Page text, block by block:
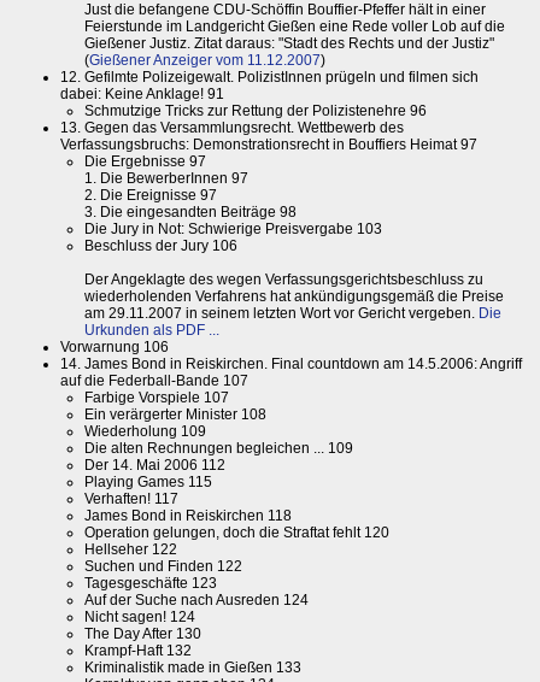
Just die befangene CDU-Schöffin Bouffier-Pfeffer hält in einer
Feierstunde im Landgericht Gießen eine Rede voller Lob auf die
Gießener Justiz. Zitat daraus: "Stadt des Rechts und der Justiz"
(Gießener Anzeiger vom 11.12.2007)
12. Gefilmte Polizeigewalt. PolizistInnen prügeln und filmen sich
dabei: Keine Anklage! 91
Schmutzige Tricks zur Rettung der Polizistenehre 96
13. Gegen das Versammlungsrecht. Wettbewerb des
Verfassungsbruchs: Demonstrationsrecht in Bouffiers Heimat 97
Die Ergebnisse 97
1. Die BewerberInnen 97
2. Die Ereignisse 97
3. Die eingesandten Beiträge 98
Die Jury in Not: Schwierige Preisvergabe 103
Beschluss der Jury 106
Der Angeklagte des wegen Verfassungsgerichtsbeschluss zu
wiederholenden Verfahrens hat ankündigungsgemäß die Preise
am 29.11.2007 in seinem letzten Wort vor Gericht vergeben. Die
Urkunden als PDF ...
Vorwarnung 106
14. James Bond in Reiskirchen. Final countdown am 14.5.2006: Angriff
auf die Federball-Bande 107
Farbige Vorspiele 107
Ein verärgerter Minister 108
Wiederholung 109
Die alten Rechnungen begleichen ... 109
Der 14. Mai 2006 112
Playing Games 115
Verhaften! 117
James Bond in Reiskirchen 118
Operation gelungen, doch die Straftat fehlt 120
Hellseher 122
Suchen und Finden 122
Tagesgeschäfte 123
Auf der Suche nach Ausreden 124
Nicht sagen! 124
The Day After 130
Krampf-Haft 132
Kriminalistik made in Gießen 133